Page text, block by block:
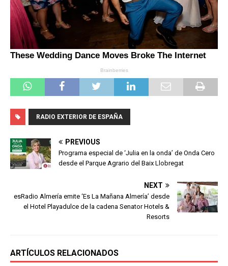
RADIO EXTERIOR DE ESPAÑA
PREVIOUS
Programa especial de ‘Julia en la onda’ de Onda Cero
desde el Parque Agrario del Baix Llobregat
NEXT
esRadio Almería emite ‘Es La Mañana Almería’ desde
el Hotel Playadulce de la cadena Senator Hotels &
Resorts
ARTÍCULOS RELACIONADOS